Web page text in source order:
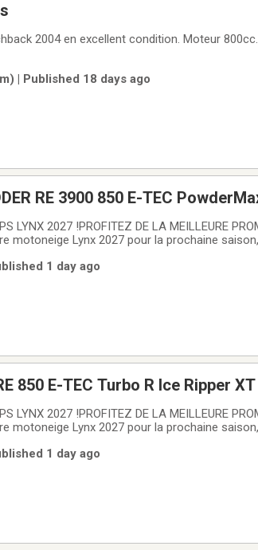
2004 en excellent condition. Moteur
| Published 18 days ago
RE 3900 850 E-TEC
LYNX 2027 !PROFITEZ DE LA MEILLEURE
motoneige Lynx 2027 pour la prochaine
pour 60 mois, 5.49% pour 72 mois,
1 day ago
850 E-TEC Turbo R Ice Ripper
LYNX 2027 !PROFITEZ DE LA MEILLEURE
motoneige Lynx 2027 pour la prochaine
pour 60 mois, 5.49% pour 72 mois,
1 day ago